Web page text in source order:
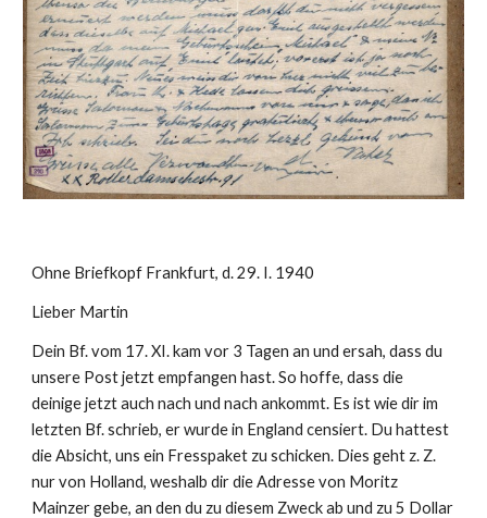
Ohne Briefkopf Frankfurt, d. 29. I. 1940
Lieber Martin
Dein Bf. vom 17. XI. kam vor 3 Tagen an und ersah, dass du
unsere Post jetzt empfangen hast. So hoffe, dass die
deinige jetzt auch nach und nach ankommt. Es ist wie dir im
letzten Bf. schrieb, er wurde in England censiert. Du hattest
die Absicht, uns ein Fresspaket zu schicken. Dies geht z. Z.
nur von Holland, weshalb dir die Adresse von Moritz
Mainzer gebe, an den du zu diesem Zweck ab und zu 5 Dollar